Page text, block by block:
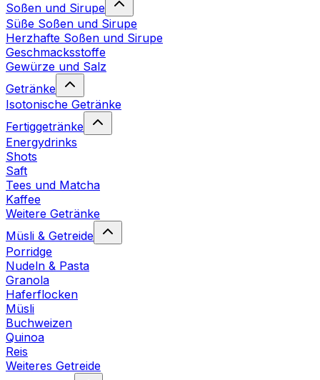
Soßen und Sirupe
Süße Soßen und Sirupe
Herzhafte Soßen und Sirupe
Geschmacksstoffe
Gewürze und Salz
Getränke
Isotonische Getränke
Fertiggetränke
Energydrinks
Shots
Saft
Tees und Matcha
Kaffee
Weitere Getränke
Müsli & Getreide
Porridge
Nudeln & Pasta
Granola
Haferflocken
Müsli
Buchweizen
Quinoa
Reis
Weiteres Getreide